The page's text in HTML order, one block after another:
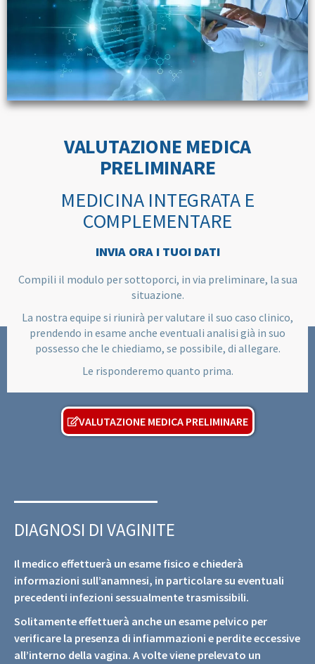
VALUTAZIONE MEDICA
PRELIMINARE
MEDICINA INTEGRATA E
COMPLEMENTARE
INVIA ORA I TUOI DATI
Compili il modulo per sottoporci, in via preliminare, la sua
situazione.
La nostra equipe si riunirà per valutare il suo caso clinico,
prendendo in esame anche eventuali analisi già in suo
possesso che le chiediamo, se possibile, di allegare.
Le risponderemo quanto prima.
VALUTAZIONE MEDICA PRELIMINARE
DIAGNOSI DI VAGINITE
Il medico effettuerà un esame fisico e chiederà
informazioni sull’anamnesi, in particolare su eventuali
precedenti infezioni sessualmente trasmissibili.
Solitamente effettuerà anche un esame pelvico per
verificare la presenza di infiammazioni e perdite eccessive
all’interno della vagina. A volte viene prelevato un